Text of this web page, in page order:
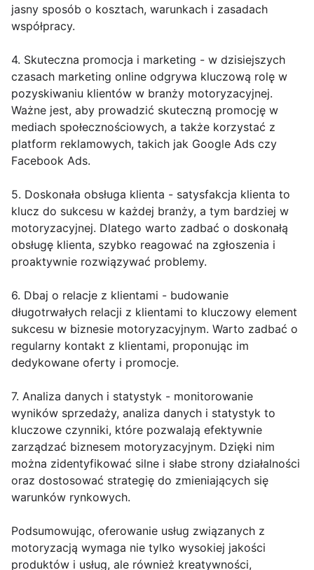
jasny sposób o kosztach, warunkach i zasadach
współpracy.
4. Skuteczna promocja i marketing - w dzisiejszych
czasach marketing online odgrywa kluczową rolę w
pozyskiwaniu klientów w branży motoryzacyjnej.
Ważne jest, aby prowadzić skuteczną promocję w
mediach społecznościowych, a także korzystać z
platform reklamowych, takich jak Google Ads czy
Facebook Ads.
5. Doskonała obsługa klienta - satysfakcja klienta to
klucz do sukcesu w każdej branży, a tym bardziej w
motoryzacyjnej. Dlatego warto zadbać o doskonałą
obsługę klienta, szybko reagować na zgłoszenia i
proaktywnie rozwiązywać problemy.
6. Dbaj o relacje z klientami - budowanie
długotrwałych relacji z klientami to kluczowy element
sukcesu w biznesie motoryzacyjnym. Warto zadbać o
regularny kontakt z klientami, proponując im
dedykowane oferty i promocje.
7. Analiza danych i statystyk - monitorowanie
wyników sprzedaży, analiza danych i statystyk to
kluczowe czynniki, które pozwalają efektywnie
zarządzać biznesem motoryzacyjnym. Dzięki nim
można zidentyfikować silne i słabe strony działalności
oraz dostosować strategię do zmieniających się
warunków rynkowych.
Podsumowując, oferowanie usług związanych z
motoryzacją wymaga nie tylko wysokiej jakości
produktów i usług, ale również kreatywności,